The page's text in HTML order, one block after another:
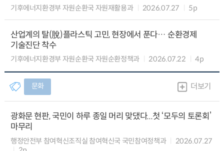
기후에너지환경부 자원순환국 자원재활용과 2026.07.27 5p
산업계의 탈(脫)플라스틱 고민, 현장에서 푼다… 순환경제
기술진단 착수
기후에너지환경부 자원순환국 자원순환정책과 2026.07.22 4p
문화 더보기
광화문 현판, 국민이 하루 종일 머리 맞댔다...첫 ‘모두의 토론회’
마무리
행정안전부 참여혁신조직실 참여혁신국 국민참여정책과
2026.07.27